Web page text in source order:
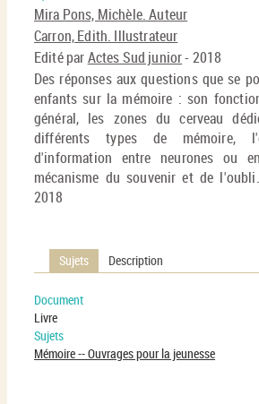
Mira Pons, Michèle. Auteur
Carron, Edith. Illustrateur
Edité parActes Sud junior- 2018
Des réponses aux questions que se
enfants sur la mémoire : son
général, les zones du cerveau
différents types de mémoire,
d'information entre neurones ou
mécanisme du souvenir et de
2018
Sujets Description
Document
Livre
Sujets
Mémoire -- Ouvrages pour la jeunesse